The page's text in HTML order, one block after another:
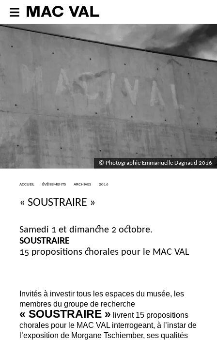
© Photographie Emmanuelle Dagnaud 2016
ACCUEIL ÉVÉNEMENTS ARCHIVES 2016
« SOUSTRAIRE »
Samedi 1 et dimanche 2 octobre.
SOUSTRAIRE
15 propositions chorales pour le MAC VAL
Invités à investir tous les espaces du musée, les
membres du groupe de recherche
« SOUSTRAIRE » livrent 15 propositions
chorales pour le MAC VAL interrogeant, à l’instar de
l’exposition de Morgane Tschiember, ses qualités